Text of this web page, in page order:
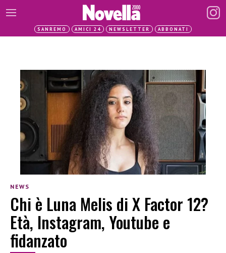
SANREMO AMICI 24 NEWSLETTER ABBONATI
NEWS
Chi è Luna Melis di X Factor 12?
Età, Instagram, Youtube e
fidanzato